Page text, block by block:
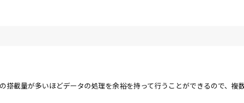
搭載量が多いほどデータの処理を余裕を持って行うことができるので、複